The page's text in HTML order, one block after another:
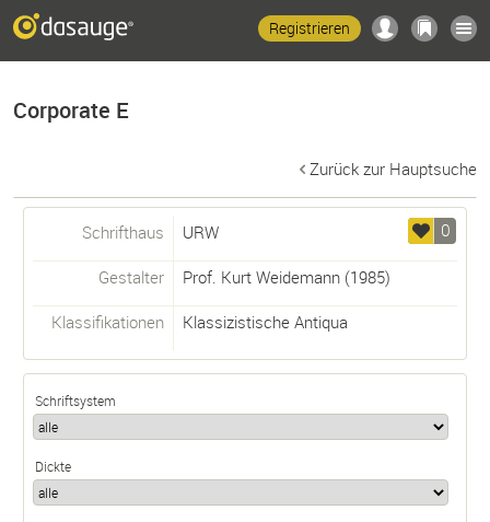
Registrieren
Corporate E
Zurück zur Hauptsuche
0
Schrifthaus URW
Gestalter Prof. Kurt Weidemann(1985)
Klassifikationen Klassizistische Antiqua
Schriftsystem
Dickte